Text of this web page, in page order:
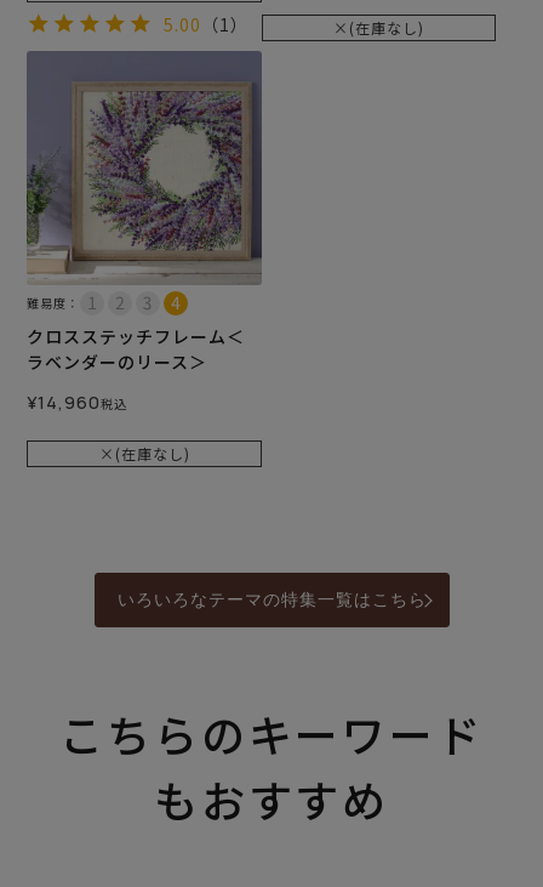
5.00 （1） ×(在庫なし)
難易度：
クロスステッチフレーム＜
ラベンダーのリース＞
¥14,960税込
×(在庫なし)
いろいろなテーマの特集一覧はこちら
こちらのキーワード
もおすすめ